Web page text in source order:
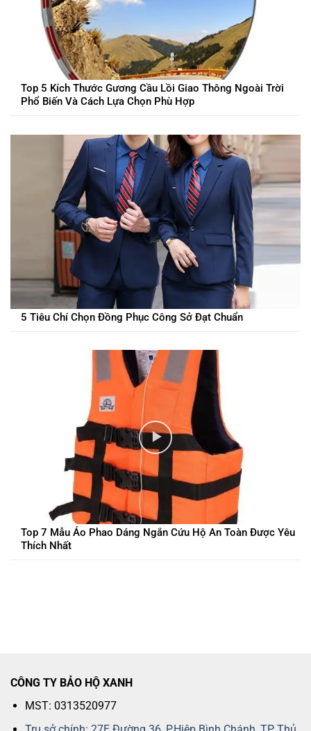
Top 5 Kích Thước Gương Cầu Lồi Giao Thông Ngoài Trời
Phổ Biến Và Cách Lựa Chọn Phù Hợp
5 Tiêu Chí Chọn Đồng Phục Công Sở Đạt Chuẩn
Top 7 Mẫu Áo Phao Dáng Ngắn Cứu Hộ An Toàn Được Yêu
Thích Nhất
CÔNG TY BẢO HỘ XANH
MST: 0313520977